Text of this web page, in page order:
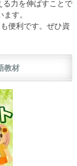
力を伸ばすことで
す。
便利です。ぜひ資
教材